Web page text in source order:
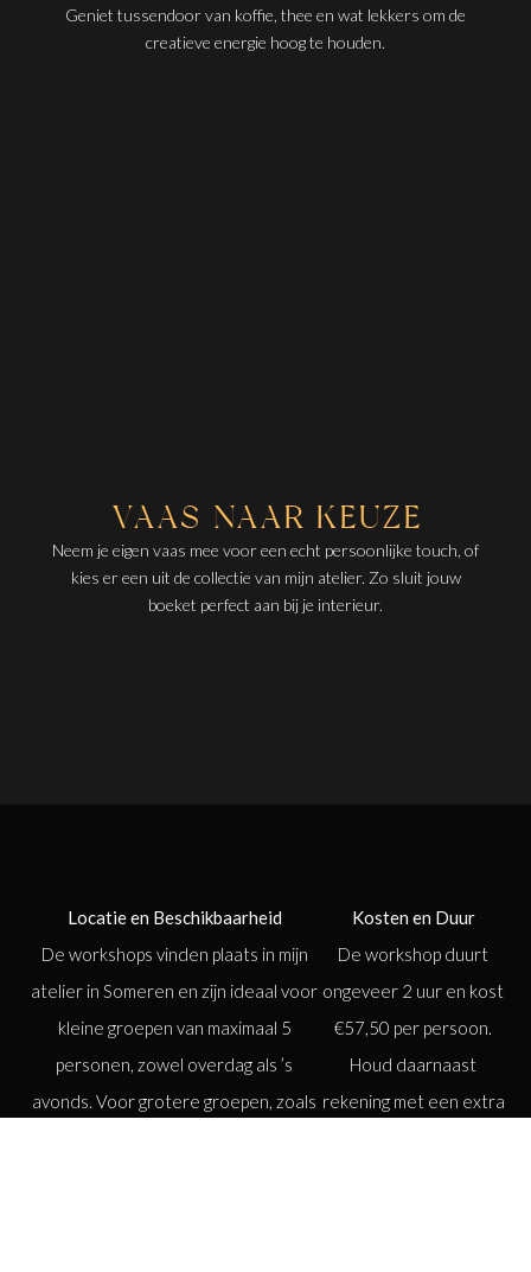
Geniet tussendoor van koffie, thee en wat lekkers om de
creatieve energie hoog te houden.
VAAS NAAR KEUZE
Neem je eigen vaas mee voor een echt persoonlijke touch, of
kies er een uit de collectie van mijn atelier. Zo sluit jouw
boeket perfect aan bij je interieur.
Locatie en Beschikbaarheid
De workshops vinden plaats in mijn
atelier in Someren en zijn ideaal voor
kleine groepen van maximaal 5
personen, zowel overdag als ’s
avonds. Voor grotere groepen, zoals
Kosten en Duur
De workshop duurt
ongeveer 2 uur en kost
€57,50 per persoon.
Houd daarnaast
rekening met een extra